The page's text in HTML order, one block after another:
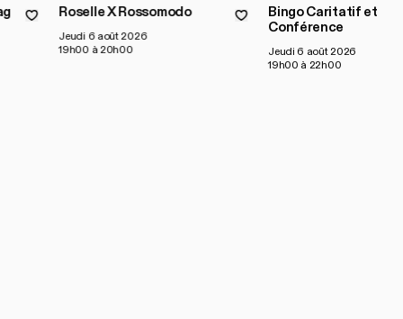
Roselle X Rossomodo
Jeudi 6 août 2026
19h00 à 20h00
Bingo Caritatif et
Conférence
Jeudi 6 août 2026
19h00 à 22h00